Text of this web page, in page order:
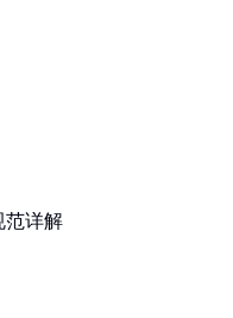
范详解